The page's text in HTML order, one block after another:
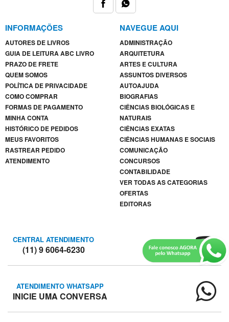
INFORMAÇÕES
AUTORES DE LIVROS
GUIA DE LEITURA ABC LIVRO
PRAZO DE FRETE
QUEM SOMOS
POLÍTICA DE PRIVACIDADE
COMO COMPRAR
FORMAS DE PAGAMENTO
MINHA CONTA
HISTÓRICO DE PEDIDOS
MEUS FAVORITOS
RASTREAR PEDIDO
ATENDIMENTO
NAVEGUE AQUI
ADMINISTRAÇÃO
ARQUITETURA
ARTES E CULTURA
ASSUNTOS DIVERSOS
AUTOAJUDA
BIOGRAFIAS
CIÊNCIAS BIOLÓGICAS E
NATURAIS
CIÊNCIAS EXATAS
CIÊNCIAS HUMANAS E SOCIAIS
COMUNICAÇÃO
CONCURSOS
CONTABILIDADE
VER TODAS AS CATEGORIAS
OFERTAS
EDITORAS
CENTRAL ATENDIMENTO
(11) 9 6064-6230
ATENDIMENTO WHATSAPP
INICIE UMA CONVERSA